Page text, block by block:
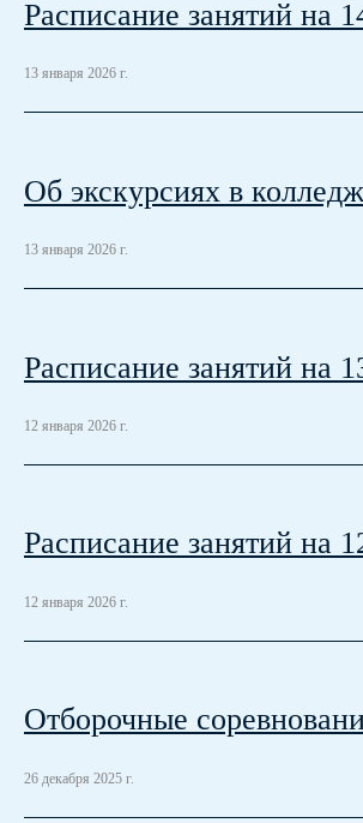
Расписание занятий на
13 января 2026 г.
Об экскурсиях в
13 января 2026 г.
Расписание занятий на
12 января 2026 г.
Расписание занятий на
12 января 2026 г.
Отборочные
26 декабря 2025 г.